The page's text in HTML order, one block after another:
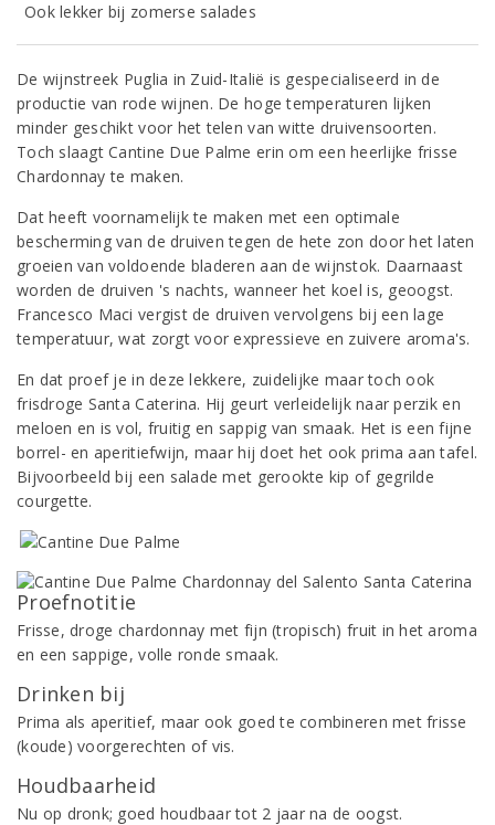
Ook lekker bij zomerse salades
De wijnstreek Puglia in Zuid-Italië is gespecialiseerd in de
productie van rode wijnen. De hoge temperaturen lijken
minder geschikt voor het telen van witte druivensoorten.
Toch slaagt Cantine Due Palme erin om een heerlijke frisse
Chardonnay te maken.
Dat heeft voornamelijk te maken met een optimale
bescherming van de druiven tegen de hete zon door het laten
groeien van voldoende bladeren aan de wijnstok. Daarnaast
worden de druiven 's nachts, wanneer het koel is, geoogst.
Francesco Maci vergist de druiven vervolgens bij een lage
temperatuur, wat zorgt voor expressieve en zuivere aroma's.
En dat proef je in deze lekkere, zuidelijke maar toch ook
frisdroge Santa Caterina. Hij geurt verleidelijk naar perzik en
meloen en is vol, fruitig en sappig van smaak. Het is een fijne
borrel- en aperitiefwijn, maar hij doet het ook prima aan tafel.
Bijvoorbeeld bij een salade met gerookte kip of gegrilde
courgette.
Proefnotitie
Frisse, droge chardonnay met fijn (tropisch) fruit in het aroma
en een sappige, volle ronde smaak.
Drinken bij
Prima als aperitief, maar ook goed te combineren met frisse
(koude) voorgerechten of vis.
Houdbaarheid
Nu op dronk; goed houdbaar tot 2 jaar na de oogst.